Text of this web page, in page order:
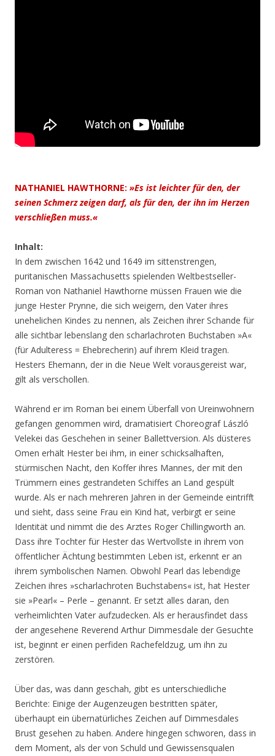
NATHANIEL HAWTHORNE: »Es ist leichter für den, der
seinen Schmerz zeigen darf, als für den, der ihn im Herzen
verschließen muss.«
Inhalt:
In dem zwischen 1642 und 1649 im sittenstrengen,
puritanischen Massachusetts spielenden Weltbestseller-
Roman von Nathaniel Hawthorne müssen Frauen wie die
junge Hester Prynne, die sich weigern, den Vater ihres
unehelichen Kindes zu nennen, als Zeichen ihrer Schande für
alle sichtbar lebenslang den scharlachroten Buchstaben »A«
(für Adulteress = Ehebrecherin) auf ihrem Kleid tragen.
Hesters Ehemann, der in die Neue Welt vorausgereist war,
gilt als verschollen.
Während er im Roman bei einem Überfall von Ureinwohnern
gefangen genommen wird, dramatisiert Choreograf László
Velekei das Geschehen in seiner Ballettversion. Als düsteres
Omen erhält Hester bei ihm, in einer schicksalhaften,
stürmischen Nacht, den Koffer ihres Mannes, der mit den
Trümmern eines gestrandeten Schiffes an Land gespült
wurde. Als er nach mehreren Jahren in der Gemeinde eintrifft
und sieht, dass seine Frau ein Kind hat, verbirgt er seine
Identität und nimmt die des Arztes Roger Chillingworth an.
Dass ihre Tochter für Hester das Wertvollste in ihrem von
öffentlicher Ächtung bestimmten Leben ist, erkennt er an
ihrem symbolischen Namen. Obwohl Pearl das lebendige
Zeichen ihres »scharlachroten Buchstabens« ist, hat Hester
sie »Pearl« – Perle – genannt. Er setzt alles daran, den
verheimlichten Vater aufzudecken. Als er herausfindet dass
der angesehene Reverend Arthur Dimmesdale der Gesuchte
ist, beginnt er einen perfiden Rachefeldzug, um ihn zu
zerstören.
Über das, was dann geschah, gibt es unterschiedliche
Berichte: Einige der Augenzeugen bestritten später,
überhaupt ein übernatürliches Zeichen auf Dimmesdales
Brust gesehen zu haben. Andere hingegen schworen, dass in
dem Moment, als der von Schuld und Gewissensqualen